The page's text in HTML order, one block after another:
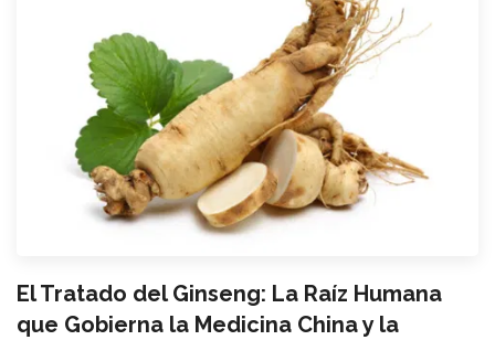
El Tratado del Ginseng: La Raíz Humana
que Gobierna la Medicina China y la